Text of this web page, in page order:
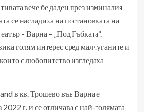
вече бе даден през изминалия
се насладиха на постановката на
– Варна – „Под Гъбката“.
голям интерес сред малчуганите и
с любопитство изгледаха
в кв. Трошево във Варна е
г. и се отличава с най-голямата